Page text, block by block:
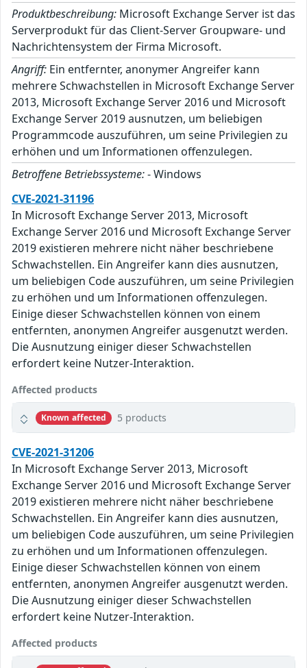
Produktbeschreibung: Microsoft Exchange Server ist das
Serverprodukt für das Client-Server Groupware- und
Nachrichtensystem der Firma Microsoft.
Angriff: Ein entfernter, anonymer Angreifer kann
mehrere Schwachstellen in Microsoft Exchange Server
2013, Microsoft Exchange Server 2016 und Microsoft
Exchange Server 2019 ausnutzen, um beliebigen
Programmcode auszuführen, um seine Privilegien zu
erhöhen und um Informationen offenzulegen.
Betroffene Betriebssysteme:- Windows
CVE-2021-31196
In Microsoft Exchange Server 2013, Microsoft
Exchange Server 2016 und Microsoft Exchange Server
2019 existieren mehrere nicht näher beschriebene
Schwachstellen. Ein Angreifer kann dies ausnutzen,
um beliebigen Code auszuführen, um seine Privilegien
zu erhöhen und um Informationen offenzulegen.
Einige dieser Schwachstellen können von einem
entfernten, anonymen Angreifer ausgenutzt werden.
Die Ausnutzung einiger dieser Schwachstellen
erfordert keine Nutzer-Interaktion.
Affected products
Known affected 5 products
CVE-2021-31206
In Microsoft Exchange Server 2013, Microsoft
Exchange Server 2016 und Microsoft Exchange Server
2019 existieren mehrere nicht näher beschriebene
Schwachstellen. Ein Angreifer kann dies ausnutzen,
um beliebigen Code auszuführen, um seine Privilegien
zu erhöhen und um Informationen offenzulegen.
Einige dieser Schwachstellen können von einem
entfernten, anonymen Angreifer ausgenutzt werden.
Die Ausnutzung einiger dieser Schwachstellen
erfordert keine Nutzer-Interaktion.
Affected products